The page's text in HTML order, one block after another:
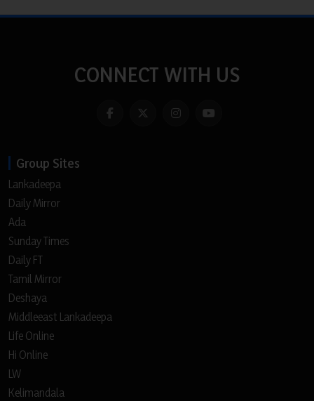
CONNECT WITH US
Group Sites
Lankadeepa
Daily Mirror
Ada
Sunday Times
Daily FT
Tamil Mirror
Deshaya
Middleeast Lankadeepa
Life Online
Hi Online
LW
Kelimandala